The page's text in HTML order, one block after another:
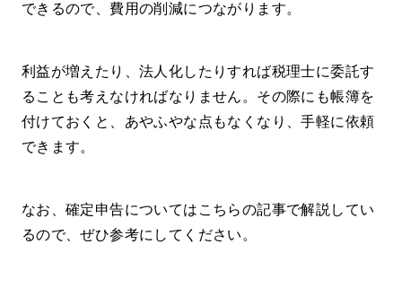
できるので、費用の削減につながります。
利益が増えたり、法人化したりすれば税理士に委託す
ることも考えなければなりません。その際にも帳簿を
付けておくと、あやふやな点もなくなり、手軽に依頼
できます。
なお、確定申告についてはこちらの記事で解説してい
るので、ぜひ参考にしてください。